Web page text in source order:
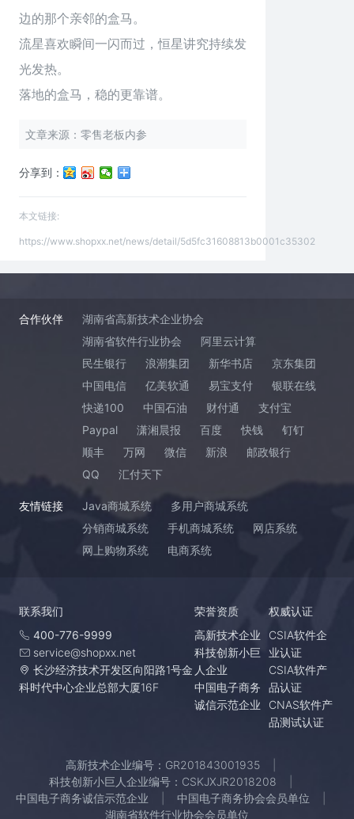
边的那个亲邻的盒马。
流星喜欢瞬间一闪而过，恒星讲究持续发
光发热。
落地的盒马，稳的更靠谱。
文章来源：零售老板内参
分享到：
本文链接:
https://www.shopxx.net/news/detail/5d5fc31608813b0001c35302
合作伙伴
湖南省高新技术企业协会
湖南省软件行业协会
阿里云计算
民生银行
浪潮集团 新华书店
京东集团
中国电信
亿美软通 易宝支付
银联在线
快递100
中国石油 财付通
支付宝
Paypal
潇湘晨报 百度 快钱
钉钉
顺丰
万网 微信 新浪
邮政银行
QQ
汇付天下
友情链接 Java商城系统
多用户商城系统
分销商城系统
手机商城系统
网店系统
网上购物系统
电商系统
联系我们
400-776-9999
service@shopxx.net
长沙经济技术开发区向阳路1号金
科时代中心企业总部大厦16F
荣誉资质
高新技术企业
科技创新小巨
人企业
中国电子商务
诚信示范企业
权威认证
CSIA软件企
业认证
CSIA软件产
品认证
CNAS软件产
品测试认证
高新技术企业编号：GR201843001935
科技创新小巨人企业编号：CSKJXJR2018208
中国电子商务诚信示范企业
中国电子商务协会会员单位
湖南省软件行业协会会员单位